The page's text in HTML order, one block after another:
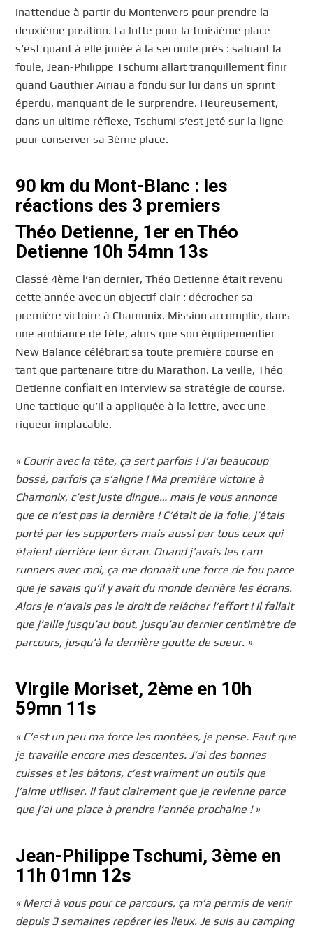
inattendue à partir du Montenvers pour prendre la
deuxième position. La lutte pour la troisième place
s’est quant à elle jouée à la seconde près : saluant la
foule, Jean-Philippe Tschumi allait tranquillement finir
quand Gauthier Airiau a fondu sur lui dans un sprint
éperdu, manquant de le surprendre. Heureusement,
dans un ultime réflexe, Tschumi s’est jeté sur la ligne
pour conserver sa 3ème place.
90 km du Mont-Blanc : les
réactions des 3 premiers
Théo Detienne, 1er en Théo
Detienne 10h 54mn 13s
Classé 4ème l’an dernier, Théo Detienne était revenu
cette année avec un objectif clair : décrocher sa
première victoire à Chamonix. Mission accomplie, dans
une ambiance de fête, alors que son équipementier
New Balance célébrait sa toute première course en
tant que partenaire titre du Marathon. La veille, Théo
Detienne confiait en interview sa stratégie de course.
Une tactique qu’il a appliquée à la lettre, avec une
rigueur implacable.
« Courir avec la tête, ça sert parfois ! J’ai beaucoup
bossé, parfois ça s’aligne ! Ma première victoire à
Chamonix, c’est juste dingue… mais je vous annonce
que ce n’est pas la dernière ! C’était de la folie, j’étais
porté par les supporters mais aussi par tous ceux qui
étaient derrière leur écran. Quand j’avais les cam
runners avec moi, ça me donnait une force de fou parce
que je savais qu’il y avait du monde derrière les écrans.
Alors je n’avais pas le droit de relâcher l’effort ! Il fallait
que j’aille jusqu’au bout, jusqu’au dernier centimètre de
parcours, jusqu’à la dernière goutte de sueur. »
Virgile Moriset, 2ème en 10h
59mn 11s
« C’est un peu ma force les montées, je pense. Faut que
je travaille encore mes descentes. J’ai des bonnes
cuisses et les bâtons, c’est vraiment un outils que
j’aime utiliser. Il faut clairement que je revienne parce
que j’ai une place à prendre l’année prochaine ! »
Jean-Philippe Tschumi, 3ème en
11h 01mn 12s
« Merci à vous pour ce parcours, ça m’a permis de venir
depuis 3 semaines repérer les lieux. Je suis au camping